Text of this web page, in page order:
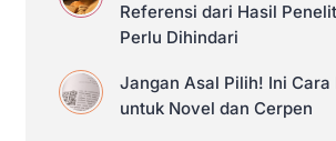
Referensi dari Hasil
Perlu Dihindari
Jangan Asal Pilih! Ini Cara
untuk Novel dan Cerpen